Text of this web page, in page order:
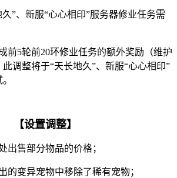
久”、新服“心心相印”服务器修业任务需
前5轮前20环修业任务的额外奖励（维护
调整将于“天长地久”、新服“心心相印”
【设置调整】
出售部分物品的价格；
的变异宠物中移除了稀有宠物；